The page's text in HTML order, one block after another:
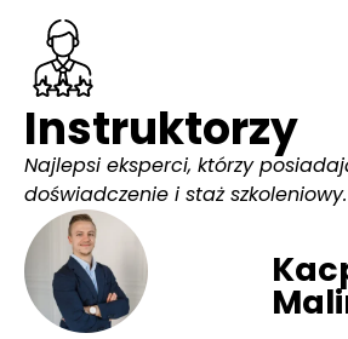
Instruktorzy
Najlepsi eksperci, którzy
doświadczenie i staż szkoleniowy.